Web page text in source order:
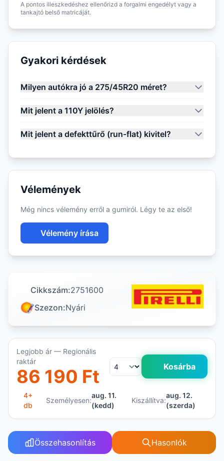
A pontos illeszkedéshez ellenőrizd a forgalmi engedélyt vagy a
tankajtó belső matricáját.
Gyakori kérdések
Milyen autókra jó a 275/45R20 méret?
Mit jelent a 110Y jelölés?
Mit jelent a defekttűrő (run-flat) kivitel?
Vélemények
Még nincs vélemény erről a gumiról. Légy te az első!
Vélemény írása
Cikkszám:2751600
Szezon:Nyári
Legjobb ár — Regionális
raktár
86 190 Ft Kosárba
4+
db
Személyesen:
aug. 11.
(kedd)
Kiszállítva:
aug. 12.
(szerda)
Összehasonlítás Hasonlók